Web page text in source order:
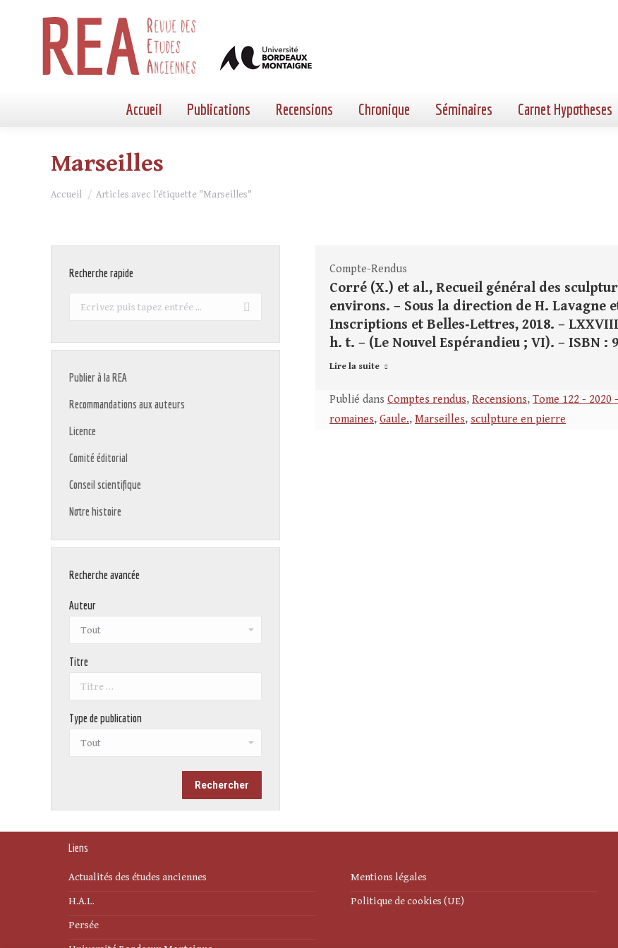
Accueil Publications Recensions Chronique Séminaires Carnet Hypotheses
Marseilles
Vous êtes ici :
Accueil Articles avec l’étiquette "Marseilles"
Compte-Rendus
Corré (X.) et al., Recueil général des
environs. – Sous la direction de H. Lavagne
Inscriptions et Belles‑Lettres, 2018. –
h. t. – (Le Nouvel Espérandieu ; VI). – ISBN :
Lire la suite
Publié dans Comptes rendus, Recensions, Tome 122 - 2020
romaines, Gaule., Marseilles, sculpture en pierre
Recherche rapide
Recherche
Publier à la REA
Recommandations aux auteurs
Licence
Comité éditorial
Conseil scientifique
Notre histoire
Recherche avancée
Auteur
Titre
Type de publication
Liens
Actualités des études anciennes
H.A.L.
Persée
Mentions légales
Politique de cookies (UE)